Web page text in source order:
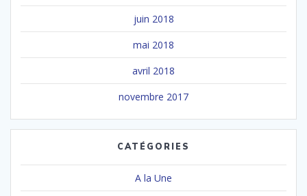
juin 2018
mai 2018
avril 2018
novembre 2017
CATÉGORIES
A la Une